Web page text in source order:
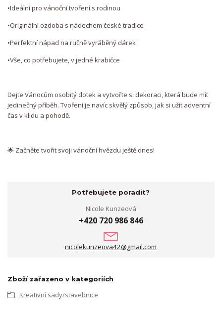
•Ideální pro vánoční tvoření s rodinou
•Originální ozdoba s nádechem české tradice
•Perfektní nápad na ručně vyráběný dárek
•Vše, co potřebujete, v jedné krabičce
Dejte Vánocům osobitý dotek a vytvořte si dekoraci, která bude mít
jedinečný příběh. Tvoření je navíc skvělý způsob, jak si užít adventní
čas v klidu a pohodě.
🌟 Začněte tvořit svoji vánoční hvězdu ještě dnes!
Potřebujete poradit?
Nicole Kunzeová
+420 720 986 846
nicolekunzeova42@gmail.com
Zboží zařazeno v kategoriích
Kreativní sady/stavebnice